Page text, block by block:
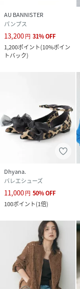
AU BANNISTER
パンプス
13,200円 31%OFF
1,200ポイント(10%ポイン
トバック)
Dhyana.
バレエシューズ
11,000円 50%OFF
100ポイント(1倍)